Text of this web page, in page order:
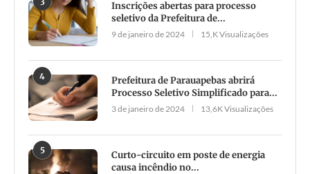
Inscrições abertas para processo
seletivo da Prefeitura de...
9 de janeiro de 2024 15,K Visualizações
4
Prefeitura de Parauapebas abrirá
Processo Seletivo Simplificado para...
3 de janeiro de 2024 13,6K Visualizações
5
Curto-circuito em poste de energia
causa incêndio no...